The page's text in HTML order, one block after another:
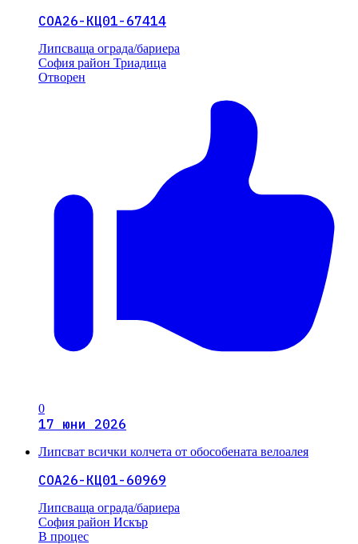
СОА26-КЦ01-67414
Липсваща ограда/бариера
София район Триадица
Отворен
0
17 юни 2026
Липсват всички колчета от обособената велоалея
СОА26-КЦ01-60969
Липсваща ограда/бариера
София район Искър
В процес